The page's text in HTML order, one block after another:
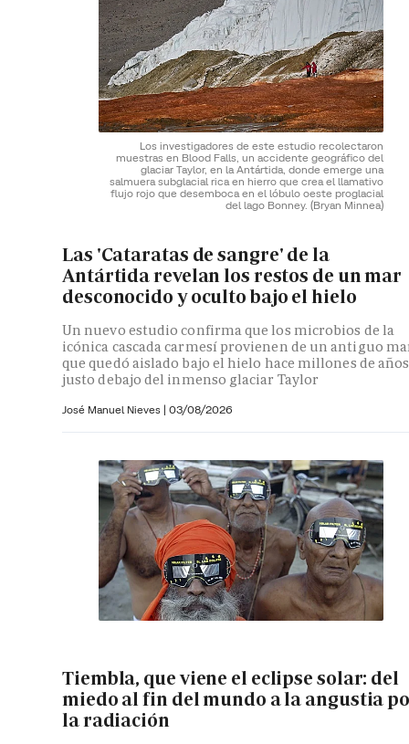
Los investigadores de este estudio recolectaron
muestras en Blood Falls, un accidente geográfico del
glaciar Taylor, en la Antártida, donde emerge una
salmuera subglacial rica en hierro que crea el llamativo
flujo rojo que desemboca en el lóbulo oeste proglacial
del lago Bonney. (Bryan Minnea)
Las 'Cataratas de sangre' de la
Antártida revelan los restos de un mar
desconocido y oculto bajo el hielo
Un nuevo estudio confirma que los microbios de la
icónica cascada carmesí provienen de un antiguo
que quedó aislado bajo el hielo hace millones de años
justo debajo del inmenso glaciar Taylor
José Manuel Nieves | 03/08/2026
Tiembla, que viene el eclipse solar: del
miedo al fin del mundo a la angustia
la radiación